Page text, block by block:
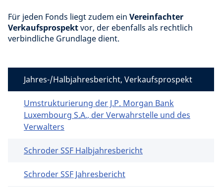
Für jeden Fonds liegt zudem ein Vereinfachter
Verkaufsprospektvor, der ebenfalls als rechtlich
verbindliche Grundlage dient.
Jahres-/Halbjahresbericht, Verkaufsprospekt
Umstrukturierung der J.P. Morgan Bank
Luxembourg S.A., der Verwahrstelle und des
Verwalters
Schroder SSF Halbjahresbericht
Schroder SSF Jahresbericht